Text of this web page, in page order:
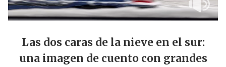
Las dos caras de la nieve en el sur:
una imagen de cuento con grandes